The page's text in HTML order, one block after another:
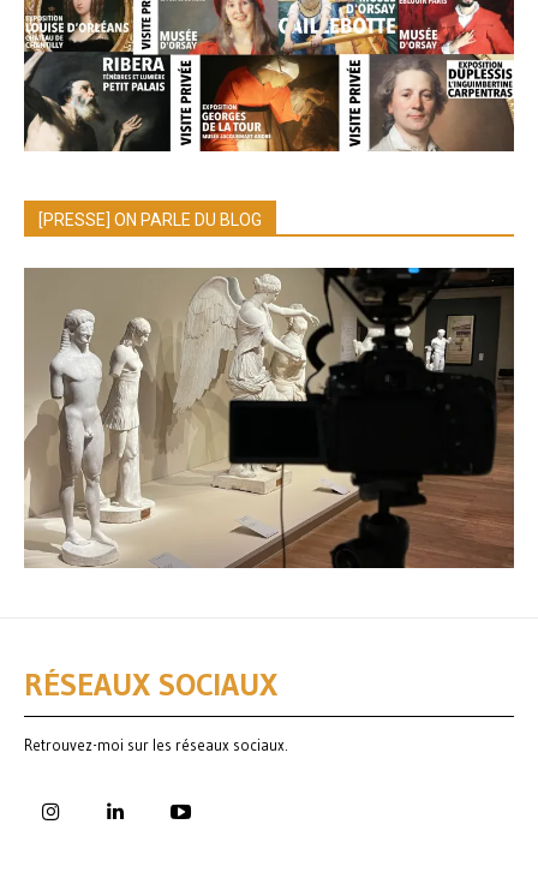
[PRESSE] ON PARLE DU BLOG
RÉSEAUX SOCIAUX
Retrouvez-moi sur les réseaux sociaux.